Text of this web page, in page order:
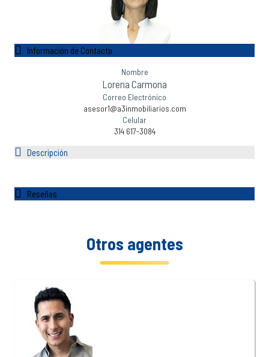
Información de Contacto
Nombre
Lorena Carmona
Correo Electrónico
asesor1@a3inmobiliarios.com
Celular
314 617-3084
Descripción
Reseñas
Otros agentes